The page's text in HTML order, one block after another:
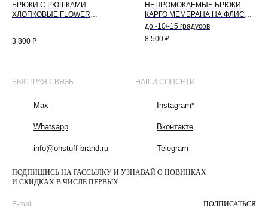
БРЮКИ С РЮШКАМИ
ХЛОПКОВЫЕ FLOWER
3 800 ₽
НЕПРОМОКАЕМЫЕ БРЮКИ-
КАРГО МЕМБРАНА НА ФЛИСЕ
(ЧЕРНЫЙ)
до -10/-15 градусов
8 500 ₽
ПОДПИШИСЬ НА РАССЫЛКУ И УЗНАВАЙ О НОВИНКАХ
И СКИДКАХ В ЧИСЛЕ ПЕРВЫХ
ПОДПИСАТЬСЯ
БЫСТРАЯ СВЯЗЬ
Max
Whatsapp
info@onstuff-brand.ru
НАШИ СОЦСЕТИ
Instagram*
Вконтакте
Telegram